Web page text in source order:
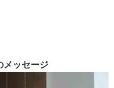
メッセージ